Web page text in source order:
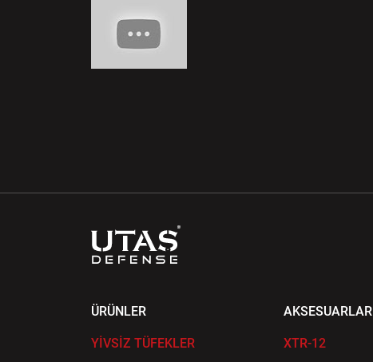
ÜRÜNLER
YİVSİZ TÜFEKLER
AKSESUARLAR
XTR-12